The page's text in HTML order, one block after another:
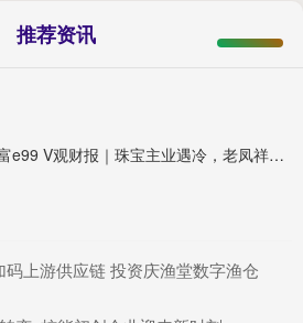
推荐资讯
财富e99 V观财报｜珠宝主业遇冷，老凤祥年度营收、净利双降!
上游供应链 投资庆渔堂数字渔仓